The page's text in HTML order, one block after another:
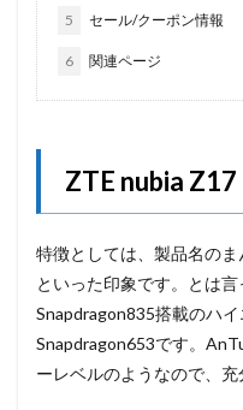
5 セール/クーポン情報
6 関連ページ
ZTE nubia
特徴としては、製品名のま
といった印象です。とは
Snapdragon835搭載のハ
Snapdragon653です。
ーレベルのようなので、充